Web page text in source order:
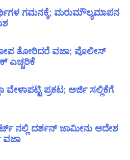
ಗಮನಕ್ಕೆ; ಮರುಮೌಲ್ಯಮಾಪನ
ತೋರಿದರೆ ವಜಾ; ಪೊಲೀಸ್
ಎಚ್ಚರಿಕೆ
ವೇಳಾಪಟ್ಟಿ ಪ್ರಕಟ; ಅರ್ಜಿ ಸಲ್ಲಿಕೆಗೆ
ನಲ್ಲಿ ದರ್ಶನ್ ಜಾಮೀನು ಆದೇಶ
ವಜಾ